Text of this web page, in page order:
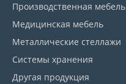
Производственная мебель
Медицинская мебель
Металлические стеллажи
Системы хранения
Другая продукция